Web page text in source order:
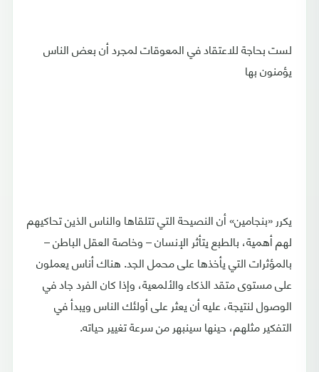
لست بحاجة للاعتقاد في المعوقات لمجرد أن بعض الناس
يؤمنون بها
يكرر «بنجامين» أن النصيحة التي تتلقاها والناس الذين تحاكيهم
لهم أهمية، بالطبع يتأثر الإنسان – وخاصة العقل الباطن –
بالمؤثرات التي يأخذها على محمل الجد. هناك أناس يعملون
على مستوى متقد الذكاء والألمعية، وإذا كان الفرد جاد في
الوصول لنتيجة، عليه أن يعثر على أولئك الناس ويبدأ في
التفكير مثلهم، حينها سينبهر من سرعة تغيير حياته.